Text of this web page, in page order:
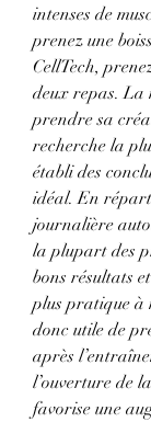
intenses de
prenez une
CellTech,
deux repas. La
prendre sa
recherche la
établi des
idéal. En
journalière
la plupart des
bons résultats
plus pratique à
donc utile de
après
l’ouverture de
favorise une